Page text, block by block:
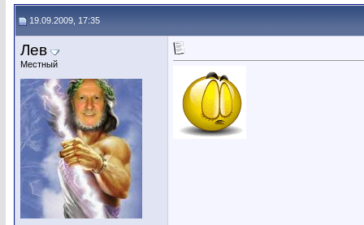
19.09.2009, 17:35
Лев
Местный